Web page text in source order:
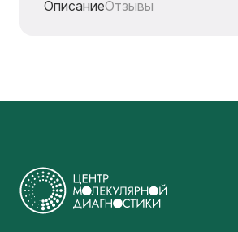
ОписаниеОтзывы